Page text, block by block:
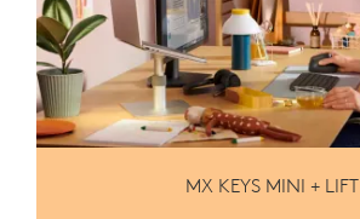
MX KEYS MINI + LIFT